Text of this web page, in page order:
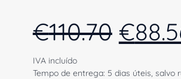
€110.70 €
IVA incluído
Tempo de entrega: 5 dias úteis, salvo